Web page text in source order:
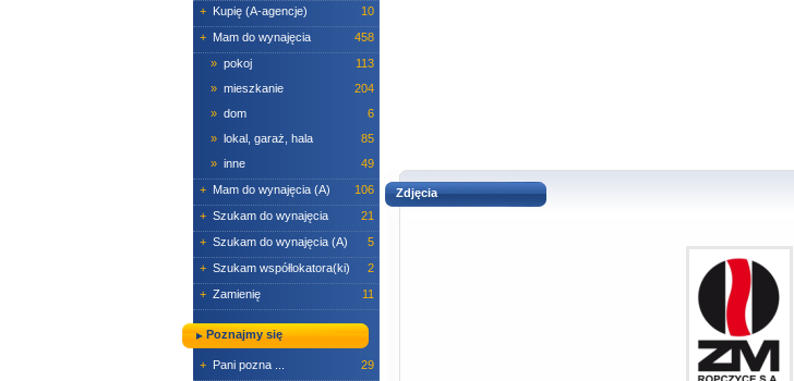
+ Kupię (A-agencje)
10
+ Mam do wynajęcia
458
» pokoj
113
» mieszkanie
204
» dom
6
» lokal, garaż, hala
85
» inne
49
+ Mam do wynajęcia (A)
106
+ Szukam do wynajęcia
21
+ Szukam do wynajęcia (A)
5
+ Szukam współlokatora(ki)
2
+ Zamienię 11
Poznajmy się
+ Pani pozna ...
29
Zdjęcia